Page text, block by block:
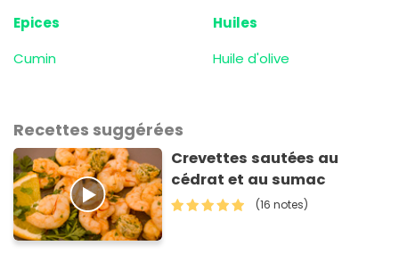
Epices
Cumin
Huiles
Huile d'olive
Recettes suggérées
Crevettes sautées au
cédrat et au sumac
(16 notes)